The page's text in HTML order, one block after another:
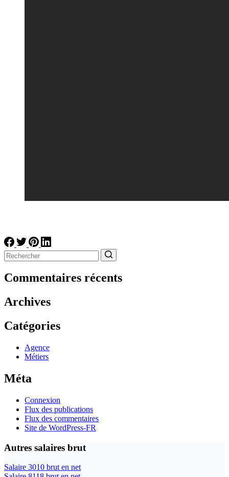
résultat
Commentaires récents
Archives
Catégories
Agence
Métiers
Méta
Connexion
Flux des publications
Flux des commentaires
Site de WordPress-FR
Autres salaires brut
Salaire 3010 brut en net